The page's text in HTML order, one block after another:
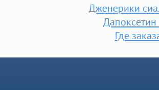
Дженерики
Где